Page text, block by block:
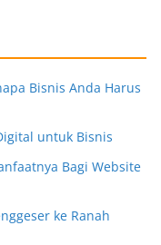
Bisnis Anda Harus
untuk Bisnis
Bagi Website
ke Ranah